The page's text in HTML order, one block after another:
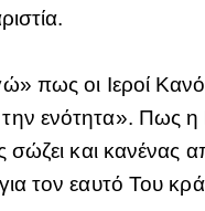
πως οι Ιεροί
ενότητα». Πως η
σώζει και
τον εαυτό Του